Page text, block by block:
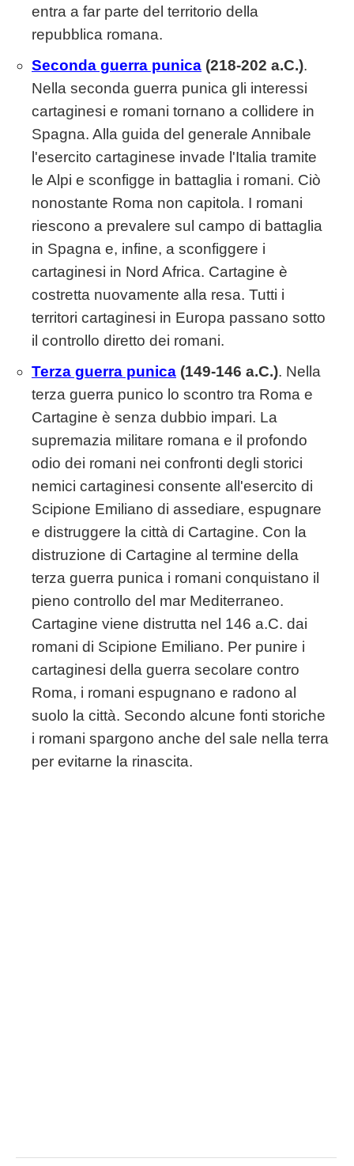
entra a far parte del territorio della
repubblica romana.
Seconda guerra punica (218-202 a.C.).
Nella seconda guerra punica gli interessi
cartaginesi e romani tornano a collidere in
Spagna. Alla guida del generale Annibale
l'esercito cartaginese invade l'Italia tramite
le Alpi e sconfigge in battaglia i romani. Ciò
nonostante Roma non capitola. I romani
riescono a prevalere sul campo di battaglia
in Spagna e, infine, a sconfiggere i
cartaginesi in Nord Africa. Cartagine è
costretta nuovamente alla resa. Tutti i
territori cartaginesi in Europa passano sotto
il controllo diretto dei romani.
Terza guerra punica (149-146 a.C.). Nella
terza guerra punico lo scontro tra Roma e
Cartagine è senza dubbio impari. La
supremazia militare romana e il profondo
odio dei romani nei confronti degli storici
nemici cartaginesi consente all'esercito di
Scipione Emiliano di assediare, espugnare
e distruggere la città di Cartagine. Con la
distruzione di Cartagine al termine della
terza guerra punica i romani conquistano il
pieno controllo del mar Mediterraneo.
Cartagine viene distrutta nel 146 a.C. dai
romani di Scipione Emiliano. Per punire i
cartaginesi della guerra secolare contro
Roma, i romani espugnano e radono al
suolo la città. Secondo alcune fonti storiche
i romani spargono anche del sale nella terra
per evitarne la rinascita.